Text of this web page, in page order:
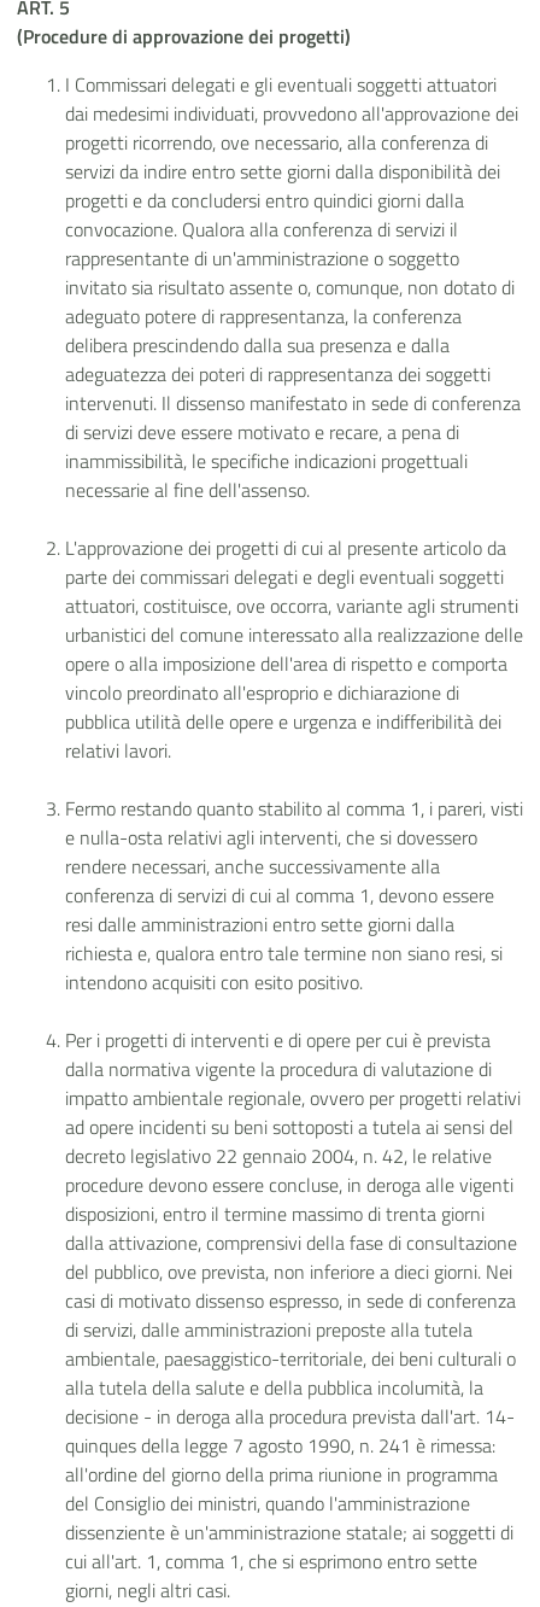
ART. 5
(Procedure di approvazione dei progetti)
I Commissari delegati e gli eventuali soggetti attuatori
dai medesimi individuati, provvedono all'approvazione dei
progetti ricorrendo, ove necessario, alla conferenza di
servizi da indire entro sette giorni dalla disponibilità dei
progetti e da concludersi entro quindici giorni dalla
convocazione. Qualora alla conferenza di servizi il
rappresentante di un'amministrazione o soggetto
invitato sia risultato assente o, comunque, non dotato di
adeguato potere di rappresentanza, la conferenza
delibera prescindendo dalla sua presenza e dalla
adeguatezza dei poteri di rappresentanza dei soggetti
intervenuti. Il dissenso manifestato in sede di conferenza
di servizi deve essere motivato e recare, a pena di
inammissibilità, le specifiche indicazioni progettuali
necessarie al fine dell'assenso.
L'approvazione dei progetti di cui al presente articolo da
parte dei commissari delegati e degli eventuali soggetti
attuatori, costituisce, ove occorra, variante agli strumenti
urbanistici del comune interessato alla realizzazione delle
opere o alla imposizione dell'area di rispetto e comporta
vincolo preordinato all'esproprio e dichiarazione di
pubblica utilità delle opere e urgenza e indifferibilità dei
relativi lavori.
Fermo restando quanto stabilito al comma 1, i pareri, visti
e nulla-osta relativi agli interventi, che si dovessero
rendere necessari, anche successivamente alla
conferenza di servizi di cui al comma 1, devono essere
resi dalle amministrazioni entro sette giorni dalla
richiesta e, qualora entro tale termine non siano resi, si
intendono acquisiti con esito positivo.
Per i progetti di interventi e di opere per cui è prevista
dalla normativa vigente la procedura di valutazione di
impatto ambientale regionale, ovvero per progetti relativi
ad opere incidenti su beni sottoposti a tutela ai sensi del
decreto legislativo 22 gennaio 2004, n. 42, le relative
procedure devono essere concluse, in deroga alle vigenti
disposizioni, entro il termine massimo di trenta giorni
dalla attivazione, comprensivi della fase di consultazione
del pubblico, ove prevista, non inferiore a dieci giorni. Nei
casi di motivato dissenso espresso, in sede di conferenza
di servizi, dalle amministrazioni preposte alla tutela
ambientale, paesaggistico-territoriale, dei beni culturali o
alla tutela della salute e della pubblica incolumità, la
decisione - in deroga alla procedura prevista dall'art. 14-
quinques della legge 7 agosto 1990, n. 241 è rimessa:
all'ordine del giorno della prima riunione in programma
del Consiglio dei ministri, quando l'amministrazione
dissenziente è un'amministrazione statale; ai soggetti di
cui all'art. 1, comma 1, che si esprimono entro sette
giorni, negli altri casi.